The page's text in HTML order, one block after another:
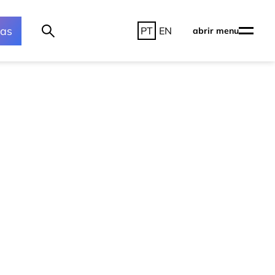
PT EN abrir menu